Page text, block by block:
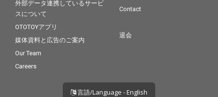
外部データ連携しているサービ
スについて
OTOTOYアプリ
媒体資料と広告のご案内
Our Team
Careers
Contact
退会
言語/Language - English